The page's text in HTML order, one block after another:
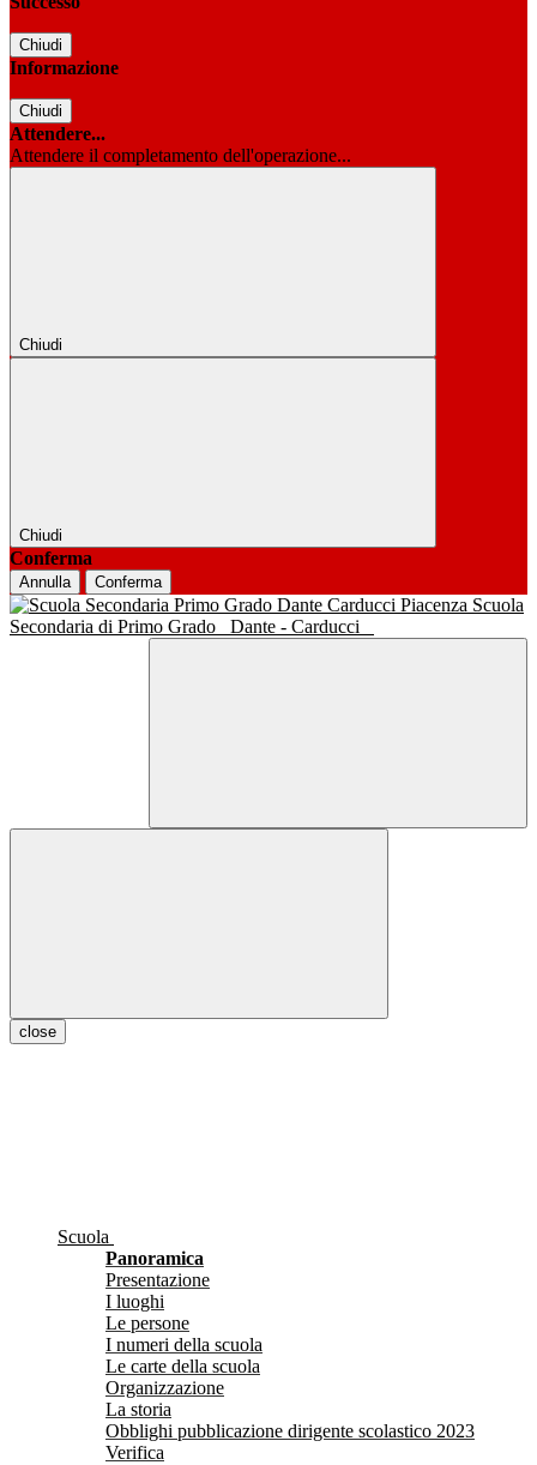
Chiudi
Informazione
Chiudi
Attendere...
Attendere il completamento dell'operazione...
Chiudi
Chiudi
Conferma
Annulla Conferma
Scuola
Secondaria di Primo Grado
Dante - Carducci
close
Scuola
Panoramica
Presentazione
I luoghi
Le persone
I numeri della scuola
Le carte della scuola
Organizzazione
La storia
Obblighi pubblicazione dirigente scolastico 2023
Verifica